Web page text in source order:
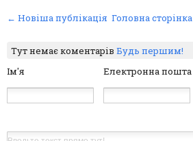
← Новіша публікація Головна сторінка
Тут немає коментарівБудь першим!
Ім'я
Електронна пошта